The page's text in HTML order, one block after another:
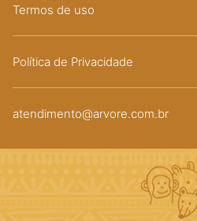
Termos de uso
Política de Privacidade
atendimento@arvore.com.br